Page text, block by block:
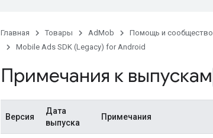
Главная Товары AdMob
Помощь и сообщество
Mobile Ads SDK (Legacy) for Android
Примечания к выпускам
Версия
Дата
выпуска
Примечания